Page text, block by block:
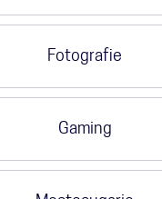
Fotografie
Gaming